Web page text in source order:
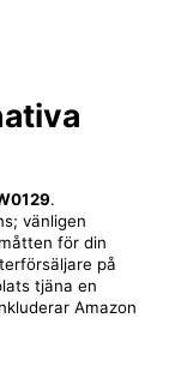
.
vänligen
för din
på
tjäna en
Amazon